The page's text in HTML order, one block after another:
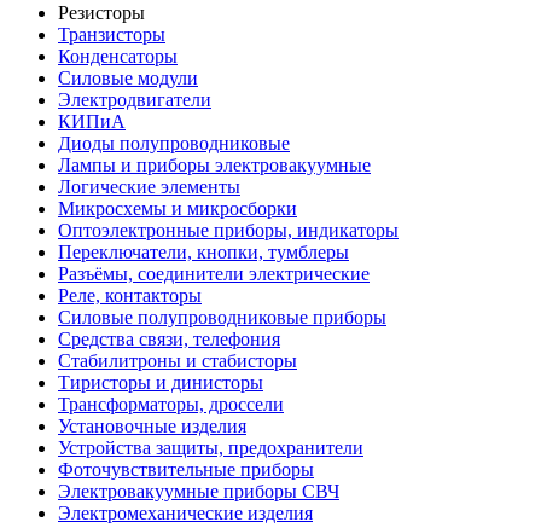
Резисторы
Транзисторы
Конденсаторы
Силовые модули
Электродвигатели
КИПиА
Диоды полупроводниковые
Лампы и приборы электровакуумные
Логические элементы
Микросхемы и микросборки
Оптоэлектронные приборы, индикаторы
Переключатели, кнопки, тумблеры
Разъёмы, соединители электрические
Реле, контакторы
Силовые полупроводниковые приборы
Средства связи, телефония
Стабилитроны и стабисторы
Тиристоры и динисторы
Трансформаторы, дроссели
Установочные изделия
Устройства защиты, предохранители
Фоточувствительные приборы
Электровакуумные приборы СВЧ
Электромеханические изделия